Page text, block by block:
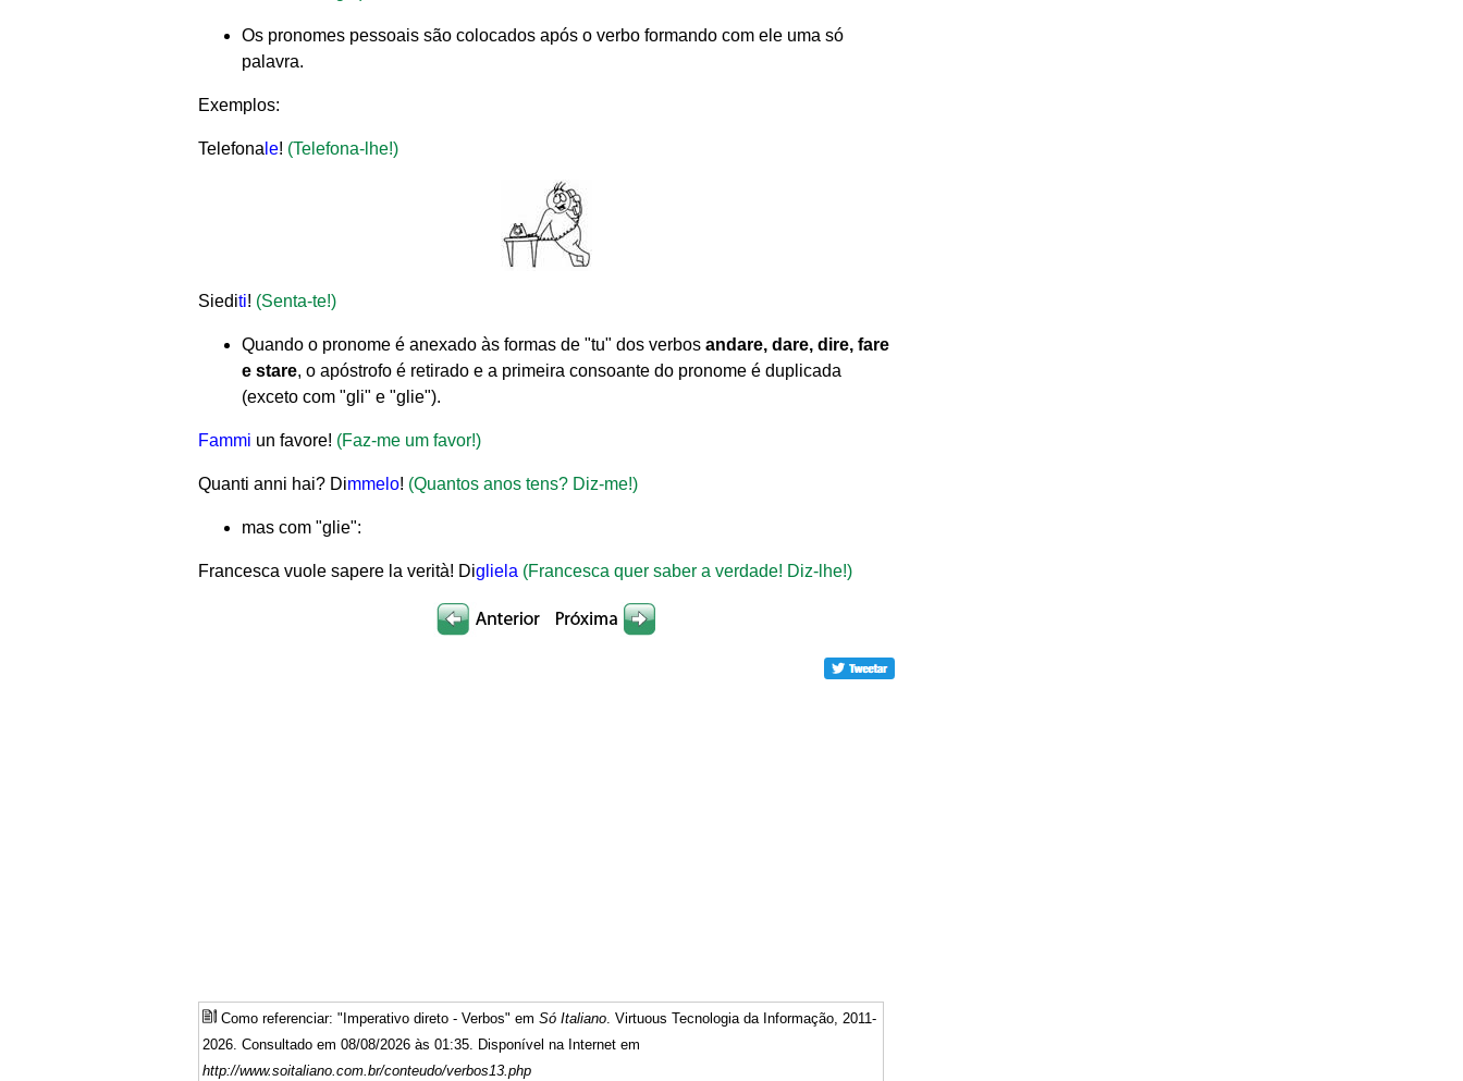
Os pronomes pessoais são colocados após o verbo formando com ele uma só
palavra.
Exemplos:
Telefona le! (Telefona-lhe!)
Siediti! (Senta-te!)
Quando o pronome é anexado às formas de "tu" dos verbos andare, dare, dire, fare
e stare, o apóstrofo é retirado e a primeira consoante do pronome é duplicada
(exceto com "gli" e "glie").
Fammi un favore! (Faz-me um favor!)
Quanti anni hai? Dimmelo! (Quantos anos tens? Diz-me!)
mas com "glie":
Francesca vuole sapere la verità! Digliela (Francesca quer saber a verdade! Diz-lhe!)
Como referenciar: "Imperativo direto - Verbos" em Só Italiano . Virtuous Tecnologia da Informação, 2011-
2026. Consultado em 08/08/2026 às 01:35. Disponível na Internet em
http://www.soitaliano.com.br/conteudo/verbos13.php